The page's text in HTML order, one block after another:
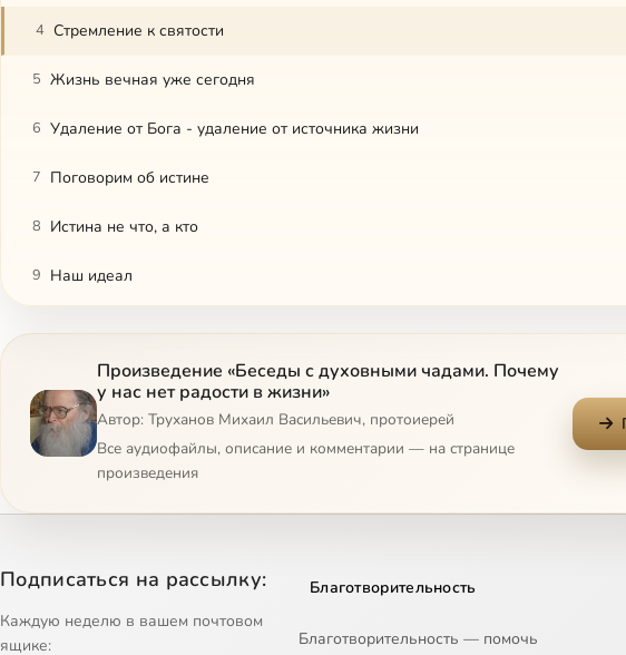
4 Стремление к святости
5 Жизнь вечная уже сегодня
6 Удаление от Бога - удаление от источника жизни
7 Поговорим об истине
8 Истина не что, а кто
9 Наш идеал
Отношение к ближнему как к самому Христу
12 О национальности Христа
Христианство и наследственность
14 Потуги безбожия умалить значимость Христа
16 И скорби нам нужны
Произведение «Беседы с духовными чадами. Почему
у нас нет радости в жизни»
Автор: Труханов Михаил Васильевич, протоиерей
Все аудиофайлы, описание и комментарии — на странице
произведения
Подписаться на рассылку:
Каждую неделю в вашем почтовом
ящике:
Благотворительность
Благотворительность — помочь